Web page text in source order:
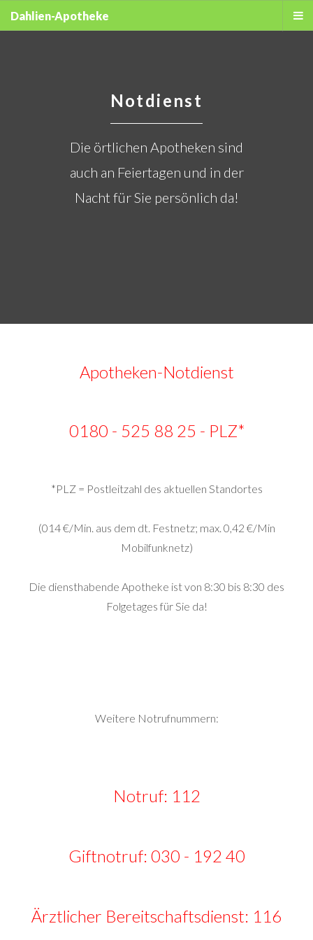
Notdienst
Die örtlichen Apotheken sind
auch an Feiertagen und in der
Nacht für Sie persönlich da!
Apotheken-Notdienst
0180 - 525 88 25 - PLZ*
*PLZ = Postleitzahl des aktuellen Standortes
(014 €/Min. aus dem dt. Festnetz; max. 0,42 €/Min
Mobilfunknetz)
Die diensthabende Apotheke ist von 8:30 bis 8:30 des
Folgetages für Sie da!
Weitere Notrufnummern:
Notruf: 112
Giftnotruf: 030 - 192 40
Ärztlicher Bereitschaftsdienst: 116
Dahlien-Apotheke